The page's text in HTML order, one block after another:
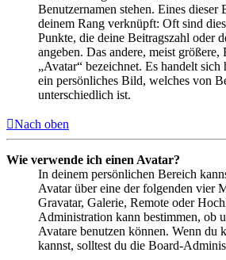
Benutzernamen stehen. Eines dieser
deinem Rang verknüpft: Oft sind
Punkte, die deine Beitragszahl oder
angeben. Das andere, meist
„Avatar“ bezeichnet. Es handelt
ein persönliches Bild, welches von
unterschiedlich ist.
Nach oben
Wie verwende ich einen Avatar?
In deinem persönlichen Bereich
Avatar über eine der folgenden vier
Gravatar, Galerie, Remote oder
Administration kann bestimmen, ob
Avatare benutzen können. Wenn du
kannst, solltest du die Board-